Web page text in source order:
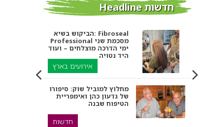
אורטל אדרי עיצוב שיער
מספרות בירושלים ומעלה
חדשות Headline
הביקוש בשיא: Fibroseal
Professional מסכמת שני
ימי הדרכה מוצלחים – ועוד
היד נטויה
אירועים בארץ
מחלוץ למוביל שוק: סיפורו
של גדעון כהן ואימפריית
הטיפוח שבנה
חדשות